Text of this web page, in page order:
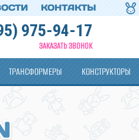
КОНТАКТЫ
975-94-17
ЗАКАЗАТЬ ЗВОНОК
ТРАНСФОРМЕРЫ КОНСТРУКТОРЫ